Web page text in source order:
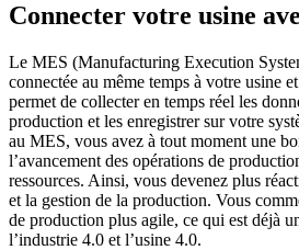
Connecter votre usine
Le MES (Manufacturing Execution
connectée au même temps à votre usine
permet de collecter en temps réel les
production et les enregistrer sur votre
au MES, vous avez à tout moment une
l’avancement des opérations de
ressources. Ainsi, vous devenez plus
et la gestion de la production. Vous
de production plus agile, ce qui est déjà
l’industrie 4.0 et l’usine 4.0.